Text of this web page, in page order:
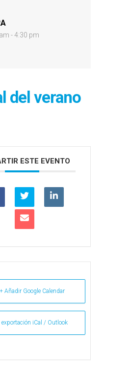
- 4:30 pm
del verano
ESTE EVENTO
+ Añadir Google Calendar
exportación iCal / Outlook